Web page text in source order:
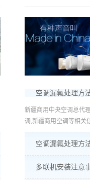
空调漏氟处理方
新疆商用中央空调总代
调,新疆商用空调等相关信
空调漏氟处理方
多联机安装注意